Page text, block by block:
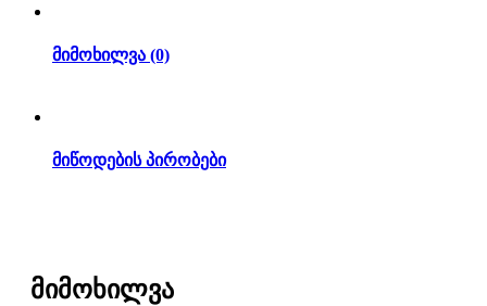
მიმოხილვა (0)
მიწოდების პირობები
მიმოხილვა